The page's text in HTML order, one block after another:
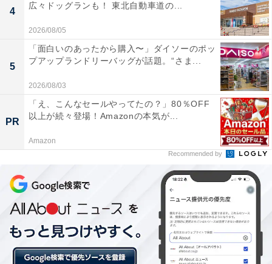
4
広々ドッグランも！ 東北自動車道の...
2026/08/05
5
「面白いのあったから購入〜」ダイソーのポッ
プアップランドリーバッグが話題。“さま...
2026/08/03
PR
「え、こんなセールやってたの？」80％OFF
以上が続々登場！Amazonの本気が...
Amazon
Recommended by